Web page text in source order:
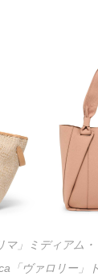
マ」ミディアム
「ヴァロリー」